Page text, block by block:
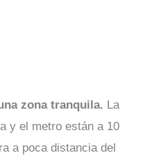
zona tranquila. La
y el metro están a 10
a poca distancia del